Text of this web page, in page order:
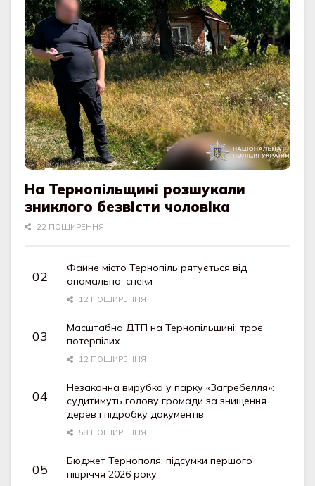
На Тернопільщині розшукали
зниклого безвісти чоловіка
22 ПОШИРЕННЯ
Файне місто Тернопіль рятується від
аномальної спеки
12 ПОШИРЕННЯ
Масштабна ДТП на Тернопільщині: троє
потерпілих
12 ПОШИРЕННЯ
Незаконна вирубка у парку «Загребелля»:
судитимуть голову громади за знищення
дерев і підробку документів
58 ПОШИРЕННЯ
Бюджет Тернополя: підсумки першого
півріччя 2026 року